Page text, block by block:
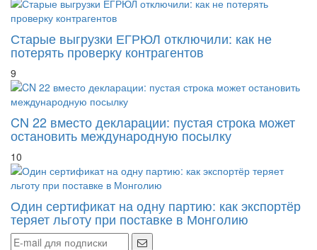
Старые выгрузки ЕГРЮЛ отключили: как не
потерять проверку контрагентов
9
CN 22 вместо декларации: пустая строка может
остановить международную посылку
10
Один сертификат на одну партию: как экспортёр
теряет льготу при поставке в Монголию
Популярные теги